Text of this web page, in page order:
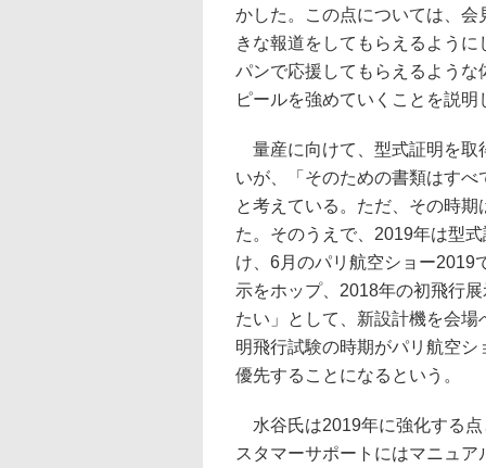
かした。この点については、
きな報道をしてもらえるよう
パンで応援してもらえるよう
ピールを強めていくことを説明
量産に向けて、型式証明を取
いが、「そのための書類はす
と考えている。ただ、その時
た。そのうえで、2019年は型
け、6月のパリ航空ショー2019
示をホップ、2018年の初飛行
たい」として、新設計機を会
明飛行試験の時期がパリ航空
優先することになるという。
水谷氏は2019年に強化する点
スタマーサポートにはマニュ